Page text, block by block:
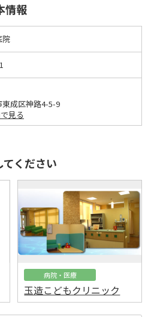
情報
院
成区神路4-5-9
見る
ください
病院・医療
玉造こどもクリニック